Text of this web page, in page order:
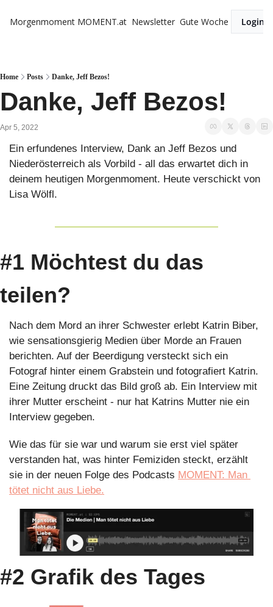
Morgenmoment MOMENT.at Newsletter Gute Woche Login
Home Posts Danke, Jeff Bezos!
Danke, Jeff Bezos!
Apr 5, 2022
Ein erfundenes Interview, Dank an Jeff Bezos und
Niederösterreich als Vorbild - all das erwartet dich in
deinem heutigen Morgenmoment. Heute verschickt von
Lisa Wölfl.
#1 Möchtest du das
teilen?
Nach dem Mord an ihrer Schwester erlebt Katrin Biber,
wie sensationsgierig Medien über Morde an Frauen
berichten. Auf der Beerdigung versteckt sich ein
Fotograf hinter einem Grabstein und fotografiert Katrin.
Eine Zeitung druckt das Bild groß ab. Ein Interview mit
ihrer Mutter erscheint - nur hat Katrins Mutter nie ein
Interview gegeben.
Wie das für sie war und warum sie erst viel später
verstanden hat, was hinter Femiziden steckt, erzählt
sie in der neuen Folge des Podcasts MOMENT: Man
tötet nicht aus Liebe.
#2 Grafik des Tages